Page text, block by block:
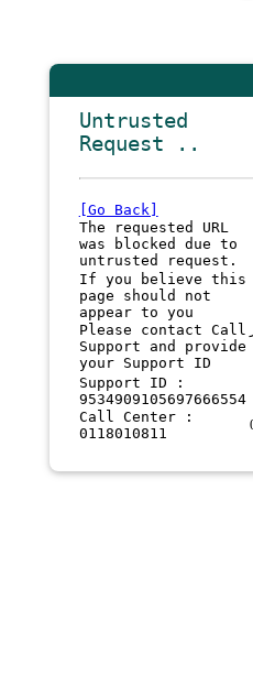
Untrusted
Request ..
[Go Back]
The requested URL
was blocked due to
untrusted request.
If you believe this
page should not
appear to you
Please contact Call
Support and provide
your Support ID
Support ID :
9534909105697666554
Call Center :
0118010811